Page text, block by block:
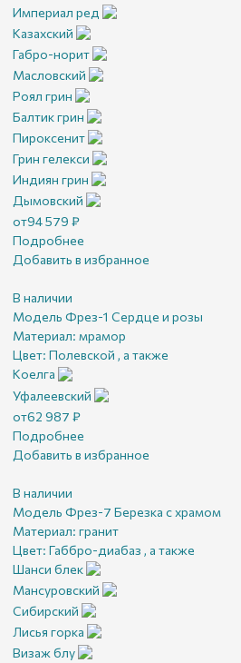
Империал ред
Казахский
Габро-норит
Масловский
Роял грин
Балтик грин
Пироксенит
Грин гелекси
Индиян грин
Дымовский
от94 579 ₽
Подробнее
Добавить в избранное
В наличии
Модель Фрез-1 Сердце и розы
Материал: мрамор
Цвет: Полевской , а также
Коелга
Уфалеевский
от62 987 ₽
Подробнее
Добавить в избранное
В наличии
Модель Фрез-7 Березка с храмом
Материал: гранит
Цвет: Габбро-диабаз , а также
Шанси блек
Мансуровский
Сибирский
Лисья горка
Визаж блу